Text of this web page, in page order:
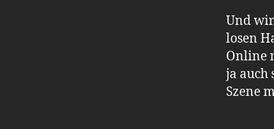
Und
losen
Online
ja auch
Szene